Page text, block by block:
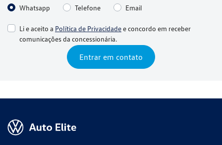
Whatsapp
Telefone Email
Li e aceito a Política de Privacidadee concordo em receber
comunicações da concessionária.
Entrar em contato